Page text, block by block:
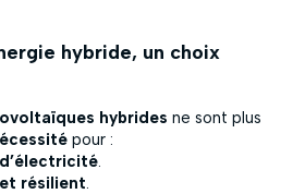
hybride, un choix
hybrides ne sont plus
pour :
.
résilient.